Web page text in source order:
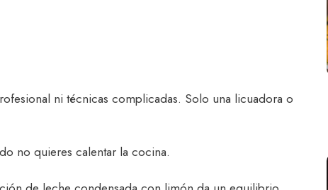
ni técnicas complicadas. Solo una licuadora o
no quieres calentar la cocina.